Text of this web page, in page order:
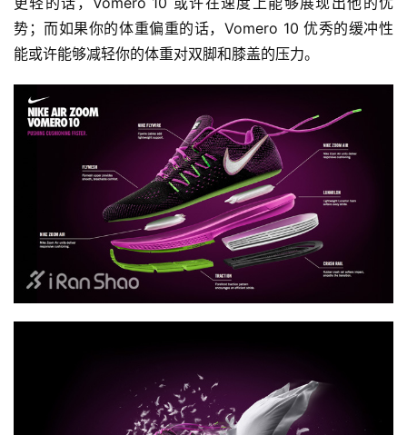
察
备
用
户
势；而如果你的体重偏重的话，Vomero 10 优秀的缓冲性
能或许能够减轻你的体重对双脚和膝盖的压力。